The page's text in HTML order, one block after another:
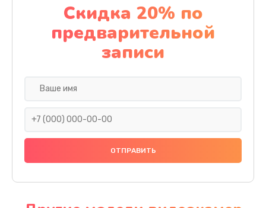
Замена полифонического динамика
390 руб.
Заказать
Сбор/Разбор
Скидка 20% по
предварительной
записи